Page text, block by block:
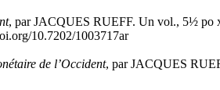
, par JACQUES RUEFF. Un vol., 5½ po
10.7202/1003717ar
de l’Occident, par JACQUES